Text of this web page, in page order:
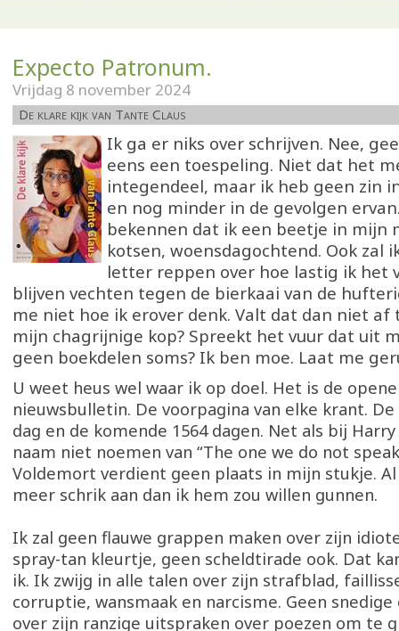
Expecto Patronum.
Vrijdag 8 november 2024
De klare kijk van Tante Claus
Ik ga er niks over schrijven. Nee,
eens een toespeling. Niet dat het
integendeel, maar ik heb geen zin
en nog minder in de gevolgen
bekennen dat ik een beetje in mijn
kotsen, woensdagochtend. Ook zal
letter reppen over hoe lastig ik het
blijven vechten tegen de bierkaai van de
me niet hoe ik erover denk. Valt dat dan niet af
mijn chagrijnige kop? Spreekt het vuur dat uit
geen boekdelen soms? Ik ben moe. Laat me
U weet heus wel waar ik op doel. Het is de
nieuwsbulletin. De voorpagina van elke krant. De
dag en de komende 1564 dagen. Net als bij
naam niet noemen van “The one we do not
Voldemort verdient geen plaats in mijn stukje.
meer schrik aan dan ik hem zou willen gunnen.
Ik zal geen flauwe grappen maken over zijn
spray-tan kleurtje, geen scheldtirade ook. Dat
ik. Ik zwijg in alle talen over zijn strafblad,
corruptie, wansmaak en narcisme. Geen
over zijn ranzige uitspraken over poezen om te